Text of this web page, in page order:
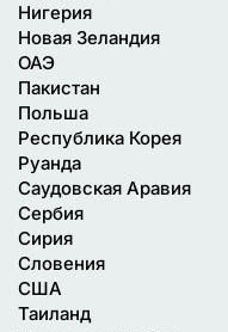
Нигерия
Новая Зеландия
ОАЭ
Пакистан
Польша
Республика Корея
Руанда
Саудовская Аравия
Сербия
Сирия
Словения
США
Таиланд